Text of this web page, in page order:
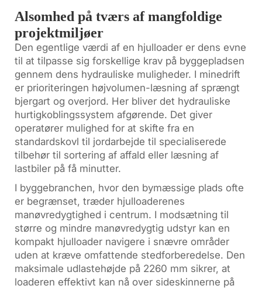
Alsomhed på tværs af mangfoldige
projektmiljøer
Den egentlige værdi af en hjulloader er dens evne
til at tilpasse sig forskellige krav på byggepladsen
gennem dens hydrauliske muligheder. I minedrift
er prioriteringen højvolumen-læsning af sprængt
bjergart og overjord. Her bliver det hydrauliske
hurtigkoblingssystem afgørende. Det giver
operatører mulighed for at skifte fra en
standardskovl til jordarbejde til specialiserede
tilbehør til sortering af affald eller læsning af
lastbiler på få minutter.
I byggebranchen, hvor den bymæssige plads ofte
er begrænset, træder hjulloaderenes
manøvredygtighed i centrum. I modsætning til
større og mindre manøvredygtig udstyr kan en
kompakt hjulloader navigere i snævre områder
uden at kræve omfattende stedforberedelse. Den
maksimale udlastehøjde på 2260 mm sikrer, at
loaderen effektivt kan nå over sideskinnerne på